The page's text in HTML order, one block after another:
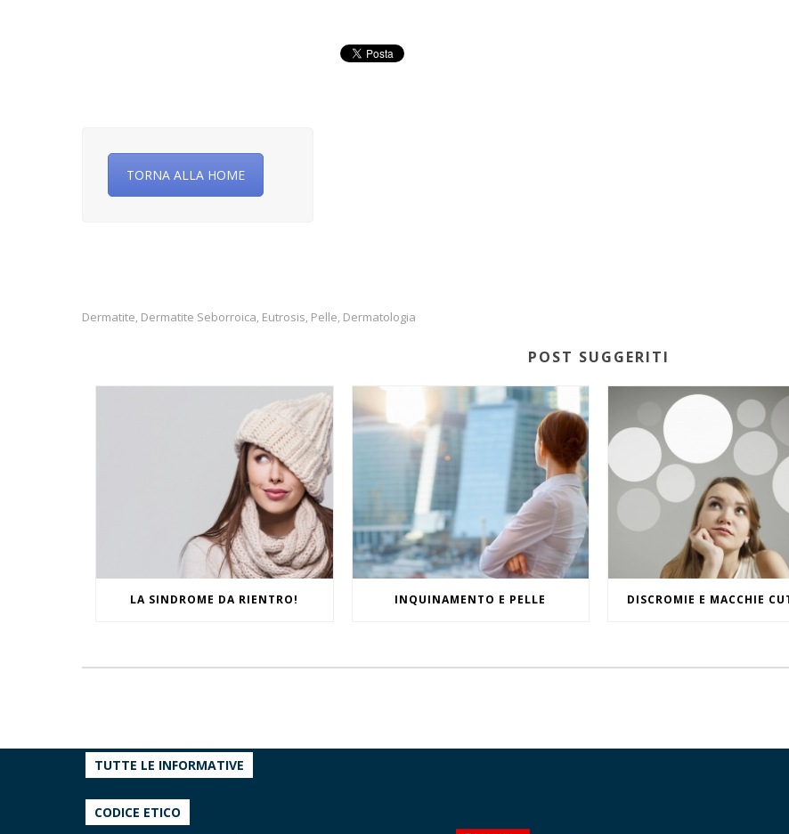
TORNA ALLA HOME
Dermatite, Dermatite Seborroica, Eutrosis, Pelle, Dermatologia
POST SUGGERITI
LA SINDROME DA RIENTRO! INQUINAMENTO E PELLE DISCROMIE E MACCHIE
TUTTE LE INFORMATIVE
CODICE ETICO